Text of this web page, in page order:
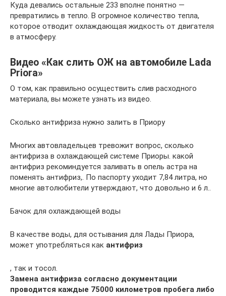
Куда девались остальные 233 вполне понятно —
превратились в тепло. В огромное количество тепла,
которое отводит охлаждающая жидкость от двигателя
в атмосферу.
Видео «Как слить ОЖ на автомобиле Lada
Priora»
О том, как правильно осуществить слив расходного
материала, вы можете узнать из видео.
Сколько антифриза нужно залить в Приору
Многих автовладельцев тревожит вопрос, сколько
антифриза в охлаждающей системе Приоры. какой
антифриз рекоминдуется заливать в опель астра на
поменять антифриз,. По паспорту уходит 7,84 литра, но
многие автолюбители утверждают, что довольно и 6 л..
Бачок для охлаждающей воды
В качестве воды, для остывания для Лады Приора,
может употребляться как антифриз
, так и тосол.
Замена антифриза согласно документации
проводится каждые 75000 километров пробега либо